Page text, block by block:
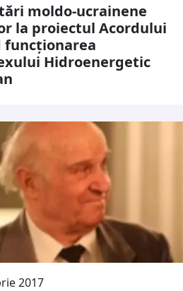
moldo-ucrainene
la proiectul Acordului
funcționarea
Hidroenergetic
2017